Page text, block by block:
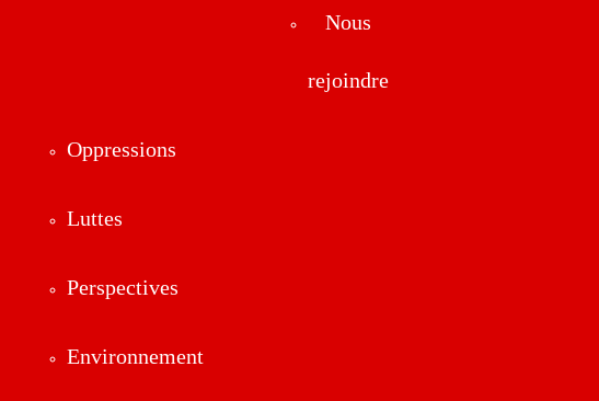
Nous
rejoindre
Oppressions
Luttes
Perspectives
Environnement